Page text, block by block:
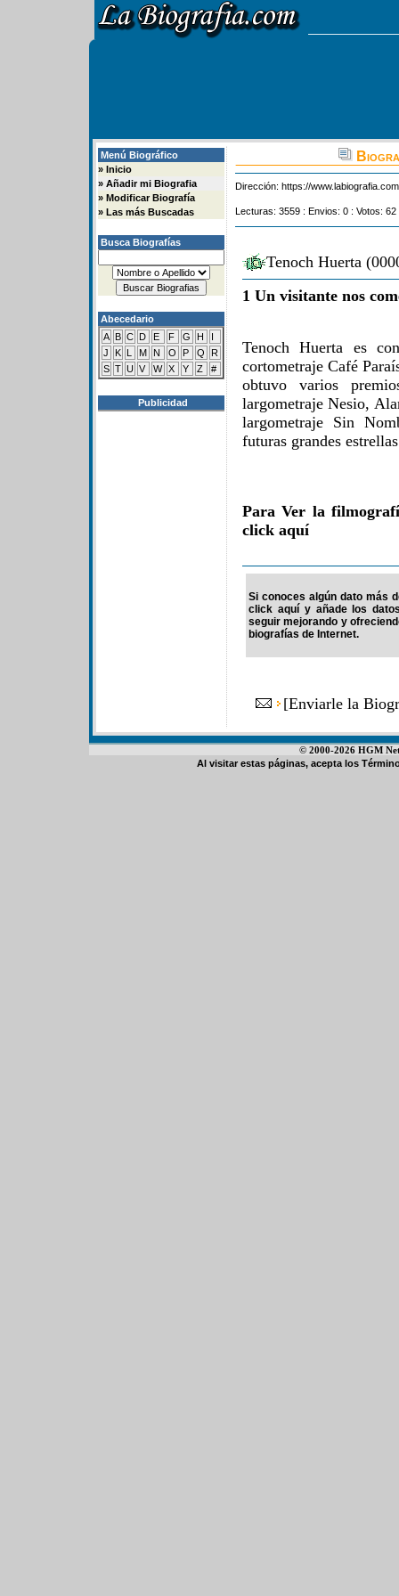
Menú Biográfico
» Inicio
» Añadir mi Biografia
» Modificar Biografía
» Las más Buscadas
Busca Biografías
Abecedario
A B C D E F G H
I
J
K L M N O P Q
R
S T U V W X Y Z #
Publicidad
Dirección: https://
Lecturas: 3559 : Envios: 0 : Votos:
Tenoch Huerta
1 Un visitante nos
Tenoch Huerta es
cortometraje Café
obtuvo varios
largometraje Nesio,
largometraje Sin
futuras grandes
Para Ver la
click aquí
Si conoces algún dato más
click aquí y añade los
seguir mejorando y
biografías de Internet.
[Enviarle la
© 2000-2026 HGM
Al visitar estas páginas, acepta los